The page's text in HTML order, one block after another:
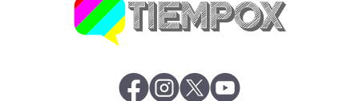
abre en nueva pestaña
abre en nueva pestaña
abre en nueva pestaña